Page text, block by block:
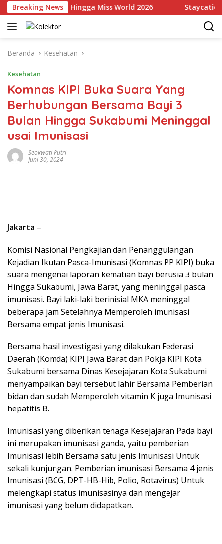
Langsung
ke
konten
Breaking News
Indonesia Hingga Miss World 2026 Staycation
Beranda Kesehatan
Kesehatan
Komnas KIPI Buka Suara Yang
Berhubungan Bersama Bayi 3
Bulan Hingga Sukabumi Meninggal
usai Imunisasi
Seokwati Putri
Juni 30, 2024
Jakarta –
Komisi Nasional Pengkajian dan Penanggulangan
Kejadian Ikutan Pasca-Imunisasi (Komnas PP KIPI) buka
suara mengenai laporan kematian bayi berusia 3 bulan
Hingga Sukabumi, Jawa Barat, yang meninggal pasca
imunisasi. Bayi laki-laki berinisial MKA meninggal
beberapa jam Setelahnya Memperoleh imunisasi
Bersama empat jenis Imunisasi.
Bersama hasil investigasi yang dilakukan Federasi
Daerah (Komda) KIPI Jawa Barat dan Pokja KIPI Kota
Sukabumi bersama Dinas Kesejajaran Kota Sukabumi
menyampaikan bayi tersebut lahir Bersama Pemberian
bidan dan sudah Memperoleh vitamin K juga Imunisasi
hepatitis B.
Imunisasi yang diberikan tenaga Kesejajaran Pada bayi
ini merupakan imunisasi ganda, yaitu pemberian
Imunisasi lebih Bersama satu jenis Imunisasi Untuk
sekali kunjungan. Pemberian imunisasi Bersama 4 jenis
Imunisasi (BCG, DPT-HB-Hib, Polio, Rotavirus) Untuk
melengkapi status imunisasinya dan mengejar
imunisasi yang belum didapatkan.